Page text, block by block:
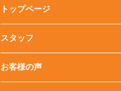
トップページ
スタッフ
お客様の声